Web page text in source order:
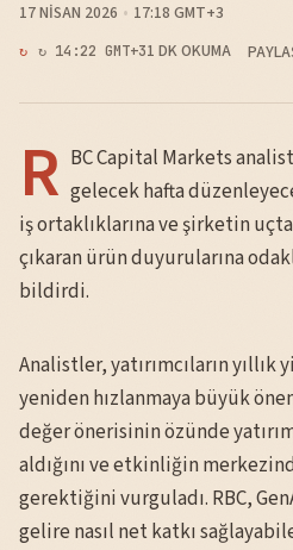
17 NISAN 2026 17:18 GMT+3
↻ 14:22 GMT+31 DK OKUMA
R BC Capital Markets
gelecek hafta
iş ortaklıklarına ve şirketin
çıkaran ürün duyurularına
bildirdi.
Analistler, yatırımcıların
yeniden hızlanmaya büyük
değer önerisinin özünde
aldığını ve etkinliğin
gerektiğini vurguladı. RBC,
gelire nasıl net katkı